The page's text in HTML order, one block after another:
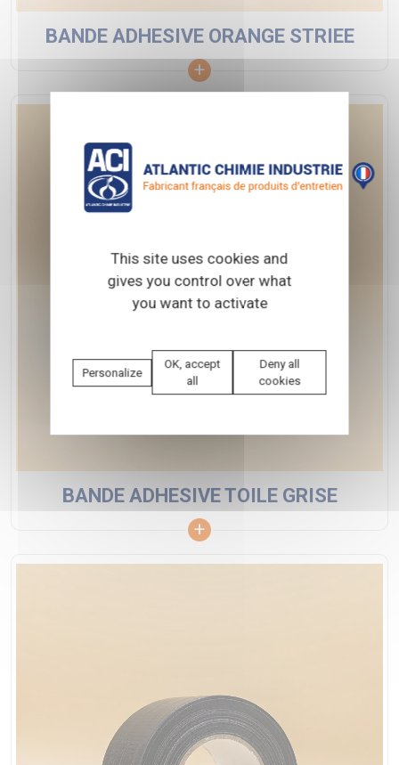
BANDE ADHESIVE ORANGE STRIEE
BANDE ADHESIVE TOILE GRISE
This site uses cookies and
gives you control over what
you want to activate
Personalize
OK, accept
all
Deny all
cookies